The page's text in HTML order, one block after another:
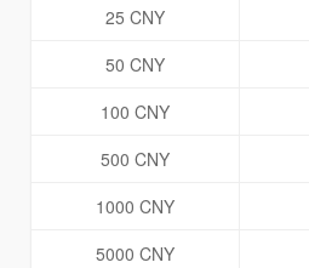
25 CNY
50 CNY
100 CNY
500 CNY
1000 CNY
5000 CNY